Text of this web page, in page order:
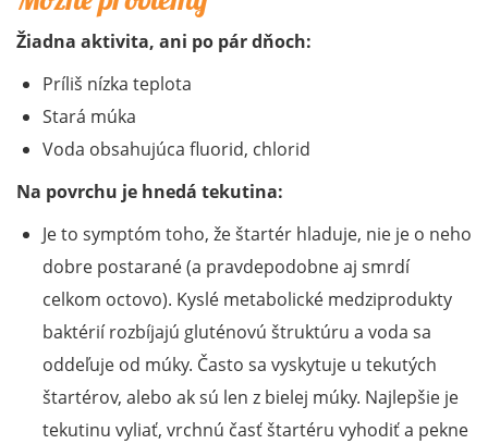
Žiadna aktivita, ani po pár dňoch:
Príliš nízka teplota
Stará múka
Voda obsahujúca fluorid, chlorid
Na povrchu je hnedá tekutina:
Je to symptóm toho, že štartér hladuje, nie je o neho
dobre postarané (a pravdepodobne aj smrdí
celkom octovo). Kyslé metabolické medziprodukty
baktérií rozbíjajú gluténovú štruktúru a voda sa
oddeľuje od múky. Často sa vyskytuje u tekutých
štartérov, alebo ak sú len z bielej múky. Najlepšie je
tekutinu vyliať, vrchnú časť štartéru vyhodiť a pekne